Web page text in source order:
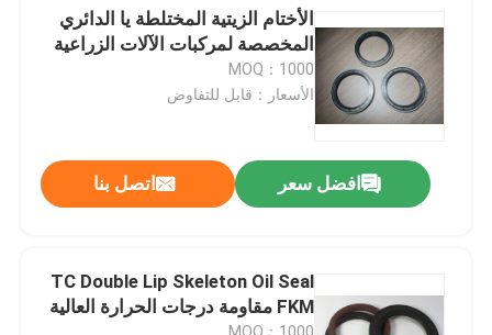
أشرطة فيديو
جولة في المعمل
الأختام الزيتية المختلطة يا الدائري
المخصصة لمركبات الآلات الزراعية
MOQ：1000
الأسعار：قابل للتفاوض
افضل سعر اتصل بنا
TC Double Lip Skeleton Oil Seal
FKM مقاومة درجات الحرارة العالية